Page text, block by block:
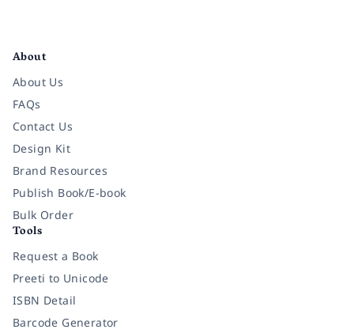
About
About Us
FAQs
Contact Us
Design Kit
Brand Resources
Publish Book/E-book
Bulk Order
Tools
Request a Book
Preeti to Unicode
ISBN Detail
Barcode Generator